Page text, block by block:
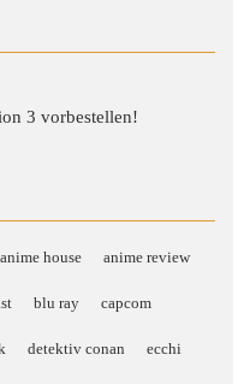
anime house anime review
blu ray capcom
detektiv conan ecchi